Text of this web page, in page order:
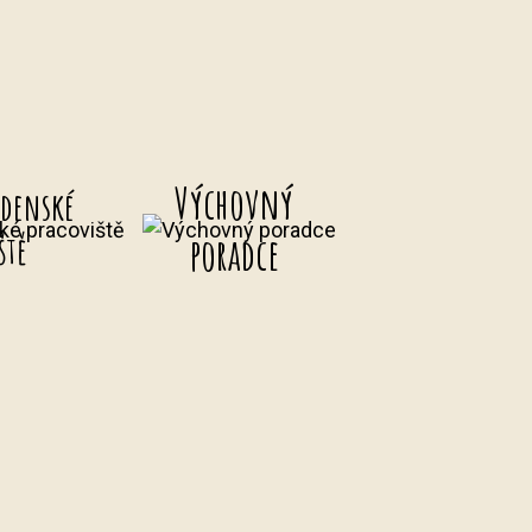
Výchovný
poradce